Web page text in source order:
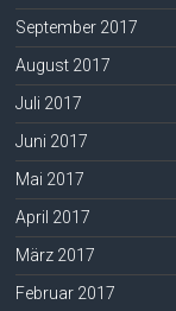
September 2017
August 2017
Juli 2017
Juni 2017
Mai 2017
April 2017
März 2017
Februar 2017